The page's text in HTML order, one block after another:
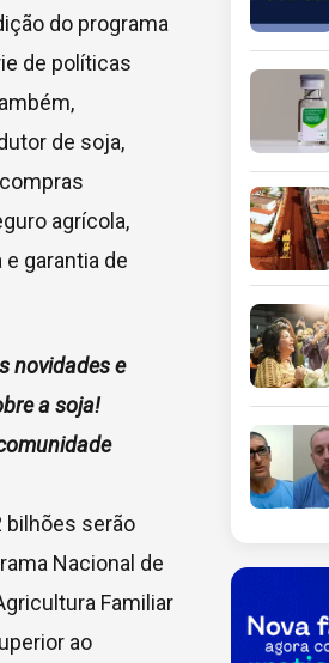
do programa
de políticas
de soja,
agrícola,
garantia de
novidades e
a soja!
bilhões serão
Nacional de
Familiar
ao